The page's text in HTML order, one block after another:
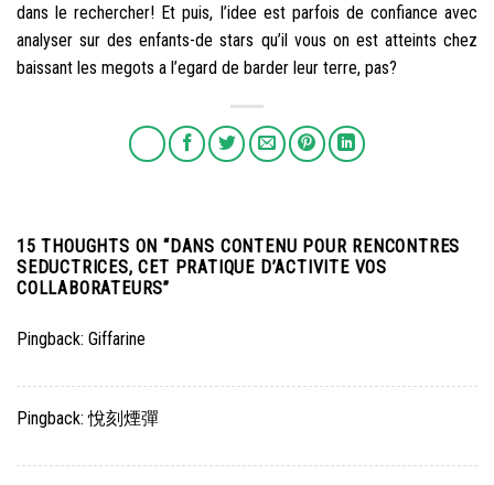
dans le rechercher! Et puis, l’idee est parfois de confiance avec
analyser sur des enfants-de stars qu’il vous on est atteints chez
baissant les megots a l’egard de barder leur terre, pas?
15 THOUGHTS ON “DANS CONTENU POUR RENCONTRES
SEDUCTRICES, CET PRATIQUE D’ACTIVITE VOS
COLLABORATEURS”
Pingback: Giffarine
Pingback:悅刻煙彈